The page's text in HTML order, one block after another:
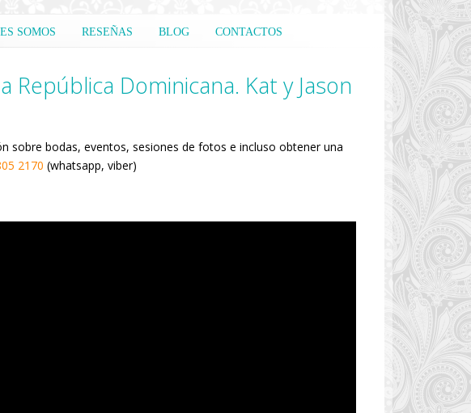
SOMOS RESEÑAS BLOG CONTACTOS
Dominicana. Kat y Jason
sobre bodas, eventos, sesiones de fotos e incluso obtener una
2170 (whatsapp, viber)